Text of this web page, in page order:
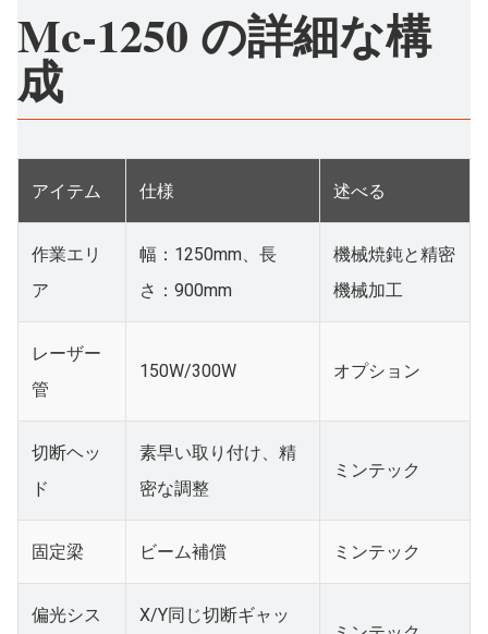
Mc-1250 の詳細な構
成
アイテム 仕様 述べる
作業エリ
ア
幅：1250mm、長
さ：900mm
機械焼鈍と精密
機械加工
レーザー
管
150W/300W オプション
切断ヘッ
ド
素早い取り付け、精
密な調整
ミンテック
固定梁 ビーム補償 ミンテック
偏光シス
X/Y同じ切断ギャッ